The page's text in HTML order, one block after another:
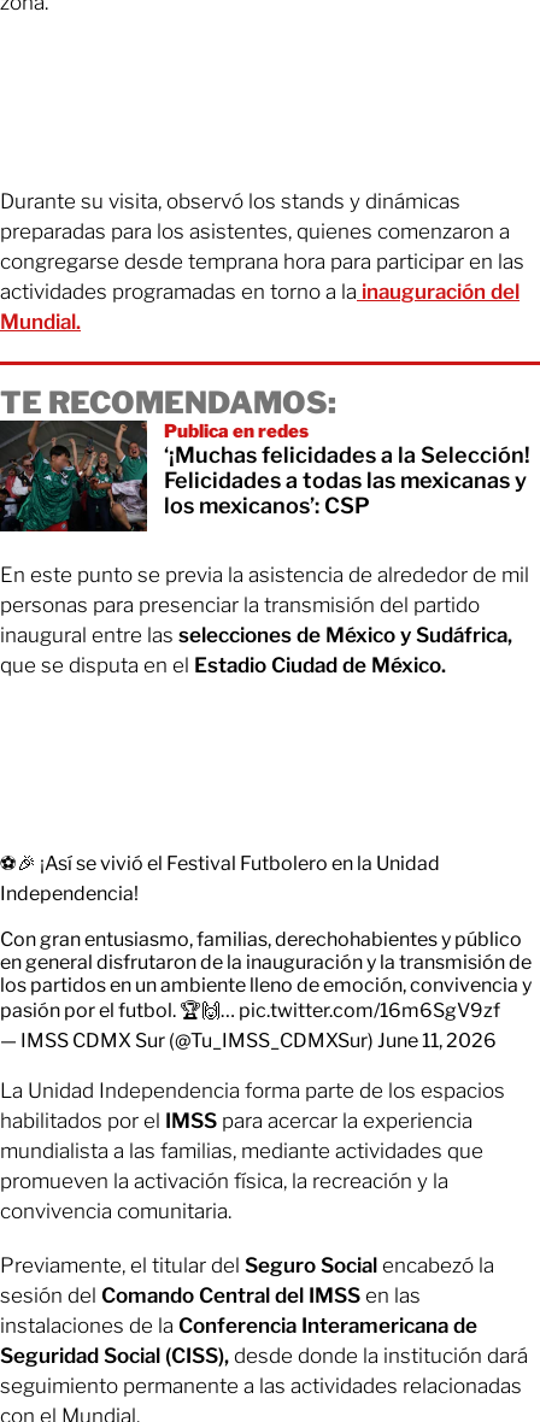
Durante su visita, observó los stands y dinámicas
preparadas para los asistentes, quienes comenzaron a
congregarse desde temprana hora para participar en las
actividades programadas en torno a la inauguración del
Mundial.
TE RECOMENDAMOS:
Publica en redes
‘¡Muchas felicidades a la Selección!
Felicidades a todas las mexicanas y
los mexicanos’: CSP
En este punto se previa la asistencia de alrededor de mil
personas para presenciar la transmisión del partido
inaugural entre las selecciones de México y Sudáfrica,
que se disputa en el Estadio Ciudad de México.
⚽🎉 ¡Así se vivió el Festival Futbolero en la Unidad
Independencia!
Con gran entusiasmo, familias, derechohabientes y público
en general disfrutaron de la inauguración y la transmisión de
los partidos en un ambiente lleno de emoción, convivencia y
pasión por el futbol. 🏆🙌… pic.twitter.com/16m6SgV9zf
— IMSS CDMX Sur (@Tu_IMSS_CDMXSur) June 11, 2026
La Unidad Independencia forma parte de los espacios
habilitados por el IMSS para acercar la experiencia
mundialista a las familias, mediante actividades que
promueven la activación física, la recreación y la
convivencia comunitaria.
Previamente, el titular del Seguro Social encabezó la
sesión del Comando Central del IMSS en las
instalaciones de la Conferencia Interamericana de
Seguridad Social (CISS), desde donde la institución dará
seguimiento permanente a las actividades relacionadas
con el Mundial.